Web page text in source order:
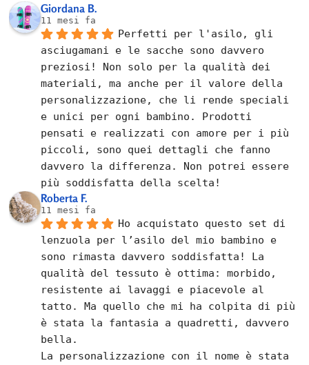
Giordana B.
11 mesi fa
Perfetti per l'asilo, gli
asciugamani e le sacche sono davvero
preziosi! Non solo per la qualità dei
materiali, ma anche per il valore della
personalizzazione, che li rende speciali
e unici per ogni bambino. Prodotti
pensati e realizzati con amore per i più
piccoli, sono quei dettagli che fanno
davvero la differenza. Non potrei essere
più soddisfatta della scelta!
Roberta F.
11 mesi fa
Ho acquistato questo set di
lenzuola per l’asilo del mio bambino e
sono rimasta davvero soddisfatta! La
qualità del tessuto è ottima: morbido,
resistente ai lavaggi e piacevole al
tatto. Ma quello che mi ha colpita di più
è stata la fantasia a quadretti, davvero
bella.
La personalizzazione con il nome è stata